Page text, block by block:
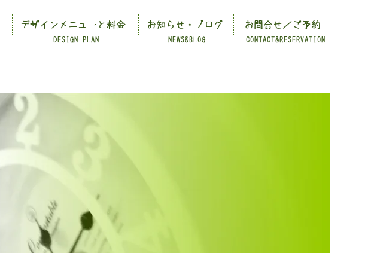
CONTACT&RESERVATION
DESIGN PLAN NEWS&BLOG
デザインメニューと料金 お知らせ・ブログ お問合せ／ご予約